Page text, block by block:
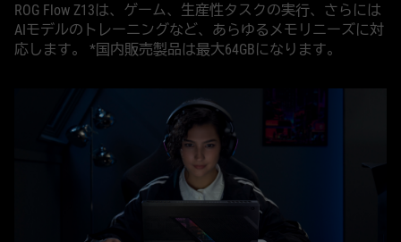
ROG Flow Z13は、ゲーム、生産性タスクの実行、さらには
AIモデルのトレーニングなど、あらゆるメモリニーズに対
応します。 *国内販売製品は最大64GBになります。